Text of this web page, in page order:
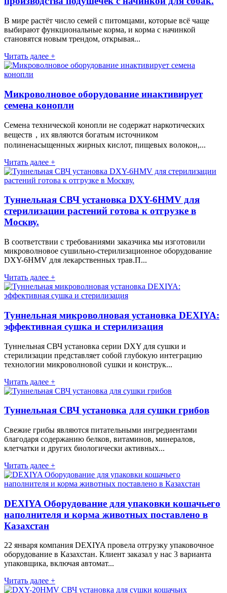
В мире растёт число семей с питомцами, которые всё чаще
выбирают функциональные корма, и корма с начинкой
становятся новым трендом, открывая...
Читать далее +
Микроволновое оборудование инактивирует
семена конопли
Семена технической конопли не содержат наркотических
веществ，их являются богатым источником
полиненасыщенных жирных кислот, пищевых волокон,...
Читать далее +
Туннельная СВЧ установка DXY-6HMV для
стерилизации растений готова к отгрузке в
Москву.
В соответствии с требованиями заказчика мы изготовили
микроволновое сушильно-стерилизационное оборудование
DXY-6HMV для лекарственных трав.П...
Читать далее +
Туннельная микроволновая установка DEXIYA:
эффективная сушка и стерилизация
Туннельная СВЧ установка серии DXY для сушки и
стерилизации представляет собой глубокую интеграцию
технологии микроволновой сушки и конструк...
Читать далее +
Туннельная СВЧ установка для сушки грибов
Свежие грибы являются питательными ингредиентами
благодаря содержанию белков, витаминов, минералов,
клетчатки и других биологически активных...
Читать далее +
DEXIYA Оборудование для упаковки кошачьего
наполнителя и корма животных поставлено в
Казахстан
22 января компания DEXIYA провела отгрузку упаковочное
оборудование в Казахстан. Клиент заказал у нас 3 варианта
упаковщика, включая автомат...
Читать далее +